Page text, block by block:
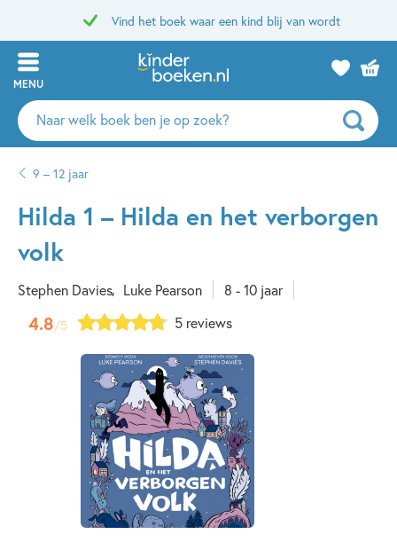
Vind het boek waar een kind blij van wordt
MENU
Zoeken
naar
auteurs
uitgevers
9 – 12 jaar
Hilda 1 – Hilda en het verborgen
volk
Stephen Davies Luke Pearson 8 - 10 jaar
4.8/5 5 reviews